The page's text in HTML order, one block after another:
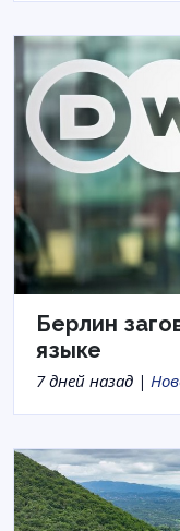
Берлин
языке
7 дней назад |